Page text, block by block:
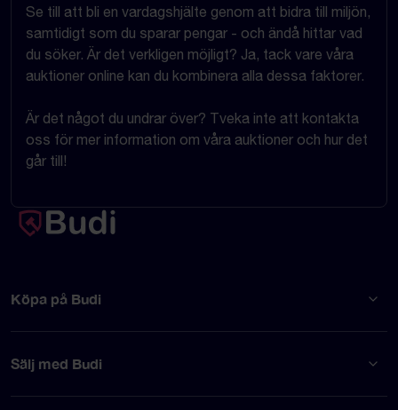
Se till att bli en vardagshjälte genom att bidra till miljön,
samtidigt som du sparar pengar - och ändå hittar vad
du söker. Är det verkligen möjligt? Ja, tack vare våra
auktioner online kan du kombinera alla dessa faktorer.
Är det något du undrar över? Tveka inte att kontakta
oss för mer information om våra auktioner och hur det
går till!
Köpa på Budi
Sälj med Budi